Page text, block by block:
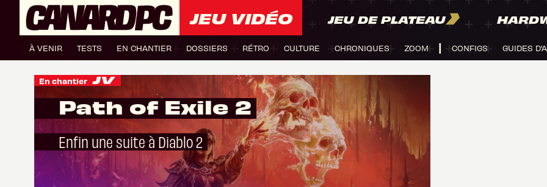
JEU VIDÉO JEU DE PLATEAU
À VENIR TESTS EN CHANTIER DOSSIERS RÉTRO CULTURE CHRONIQUES ZOOM CONFIGS GUIDES
En chantier
Path of Exile 2
Enfin une suite à Diablo 2